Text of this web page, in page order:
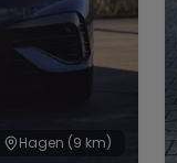
Hagen (9 km)